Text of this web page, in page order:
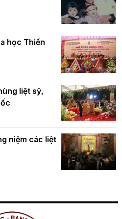
học Thiền
liệt sỹ,
niệm các liệt